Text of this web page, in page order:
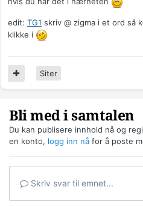
edit: TG1 skriv @ zigma i et ord så
klikke i
Siter
Bli med i samtalen
Du kan publisere innhold nå og
en konto, logg inn nå for å poste
Skriv svar til emnet...